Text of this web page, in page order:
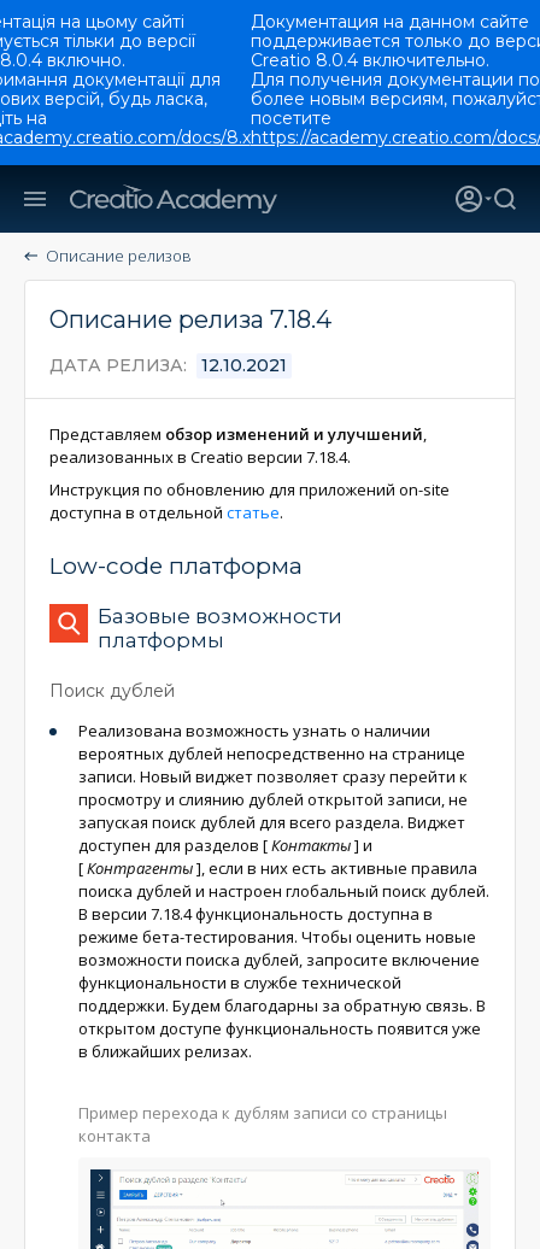
на цьому сайті
тільки до версії
включно.
документації для
версій, будь ласка,
на
docs/8.x
Документация на данном сайте
поддерживается только до
Creatio 8.0.4 включительно.
Для получения документации по
более новым версиям,
посетите
https://academy.creatio.com/
Описание релизов
Описание релиза 7.18.4
ДАТА РЕЛИЗА 12.10.2021
Представляем обзор изменений и улучшений,
реализованных в Creatio версии 7.18.4.
Инструкция по обновлению для приложений on-site
доступна в отдельной статье.
Low-code платформа
Базовые возможности
платформы
Поиск дублей
Реализована возможность узнать о наличии
вероятных дублей непосредственно на странице
записи. Новый виджет позволяет сразу перейти к
просмотру и слиянию дублей открытой записи, не
запуская поиск дублей для всего раздела. Виджет
доступен для разделов [Контакты] и
[Контрагенты], если в них есть активные правила
поиска дублей и настроен глобальный поиск дублей.
В версии 7.18.4 функциональность доступна в
режиме бета-тестирования. Чтобы оценить новые
возможности поиска дублей, запросите включение
функциональности в службе технической
поддержки. Будем благодарны за обратную связь. В
открытом доступе функциональность появится уже
в ближайших релизах.
Пример перехода к дублям записи со страницы
контакта